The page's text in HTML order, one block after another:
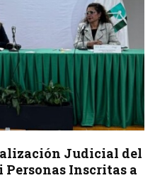
Judicial del
Personas Inscritas a